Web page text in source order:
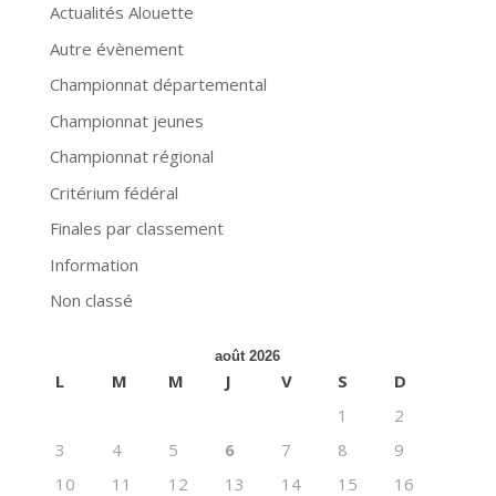
Actualités Alouette
Autre évènement
Championnat départemental
Championnat jeunes
Championnat régional
Critérium fédéral
Finales par classement
Information
Non classé
août 2026
L M M J V S
D
1
2
3
4 5 6 7 8
9
10
11 12 13 14 15
16